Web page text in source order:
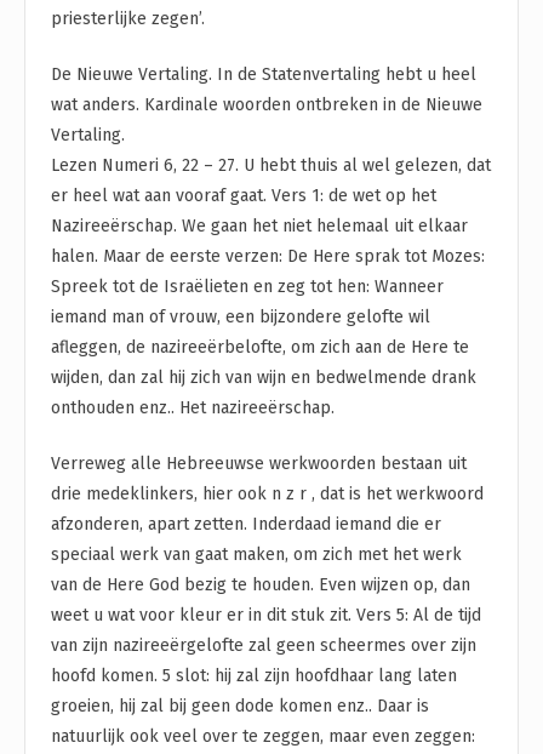
priesterlijke zegen’.
De Nieuwe Vertaling. In de Statenvertaling hebt u heel
wat anders. Kardinale woorden ontbreken in de Nieuwe
Vertaling.
Lezen Numeri 6, 22 – 27. U hebt thuis al wel gelezen, dat
er heel wat aan vooraf gaat. Vers 1: de wet op het
Nazireeërschap. We gaan het niet helemaal uit elkaar
halen. Maar de eerste verzen: De Here sprak tot Mozes:
Spreek tot de Israëlieten en zeg tot hen: Wanneer
iemand man of vrouw, een bijzondere gelofte wil
afleggen, de nazireeërbelofte, om zich aan de Here te
wijden, dan zal hij zich van wijn en bedwelmende drank
onthouden enz.. Het nazireeërschap.
Verreweg alle Hebreeuwse werkwoorden bestaan uit
drie medeklinkers, hier ook n z r , dat is het werkwoord
afzonderen, apart zetten. Inderdaad iemand die er
speciaal werk van gaat maken, om zich met het werk
van de Here God bezig te houden. Even wijzen op, dan
weet u wat voor kleur er in dit stuk zit. Vers 5: Al de tijd
van zijn nazireeërgelofte zal geen scheermes over zijn
hoofd komen. 5 slot: hij zal zijn hoofdhaar lang laten
groeien, hij zal bij geen dode komen enz.. Daar is
natuurlijk ook veel over te zeggen, maar even zeggen: